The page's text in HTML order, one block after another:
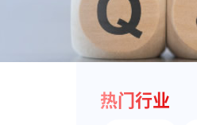
热门行业